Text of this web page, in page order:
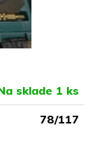
sklade 1 ks
78/117